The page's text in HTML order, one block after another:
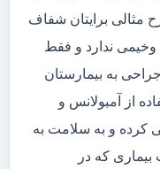
مثالی برایتان شفاف
وخیمی ندارد و فقط
به بیمارستان
از آمبولانس و
کرده و به سلامت به
که در